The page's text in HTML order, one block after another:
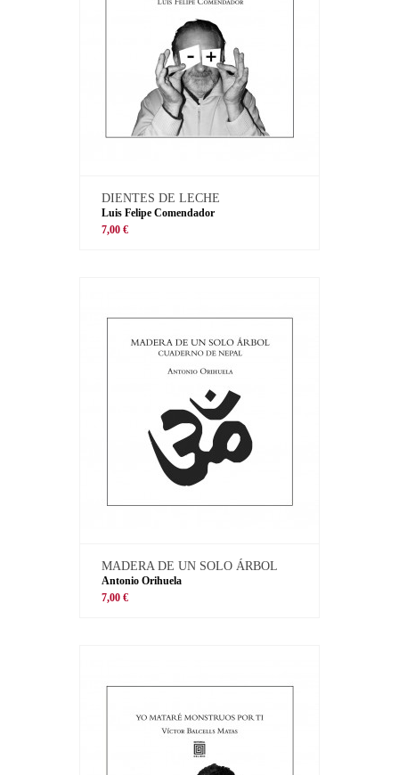
DIENTES DE LECHE
Luis Felipe Comendador
7,00 €
MADERA DE UN SOLO ÁRBOL
Antonio Orihuela
7,00 €